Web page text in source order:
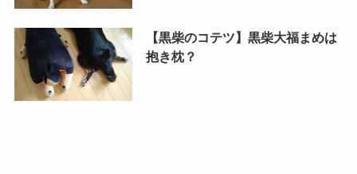
【黒柴のコテツ】黒柴大福まめは
抱き枕？